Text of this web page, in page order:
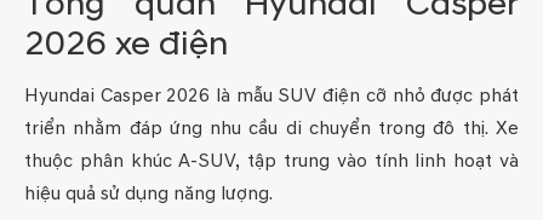
2026 xe điện
Hyundai Casper 2026 là mẫu SUV điện cỡ nhỏ được phát
triển nhằm đáp ứng nhu cầu di chuyển trong đô thị. Xe
thuộc phân khúc A-SUV, tập trung vào tính linh hoạt và
hiệu quả sử dụng năng lượng.